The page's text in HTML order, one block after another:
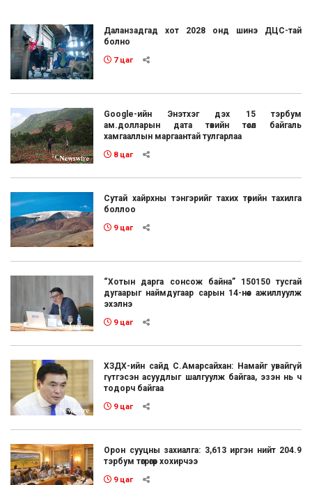
Даланзадгад хот 2028 онд шинэ ДЦС-тай
болно
7 цаг
Google-ийн Энэтхэг дэх 15 тэрбум
ам.долларын дата төвийн төсөл байгаль
хамгааллын маргаантай тулгарлаа
8 цаг
Сутай хайрхны тэнгэрийг тахих төрийн тахилга
боллоо
9 цаг
“Хотын дарга сонсож байна” 150150 тусгай
дугаарыг наймдугаар сарын 14-нөөс ажиллуулж
эхэлнэ
9 цаг
ХЗДХ-ийн сайд С.Амарсайхан: Намайг увайгүй
гүтгэсэн асуудлыг шалгуулж байгаа, эзэн нь ч
тодорч байгаа
9 цаг
Орон сууцны захиалга: 3,613 иргэн нийт 204.9
тэрбум төгрөгөөр хохирчээ
9 цаг